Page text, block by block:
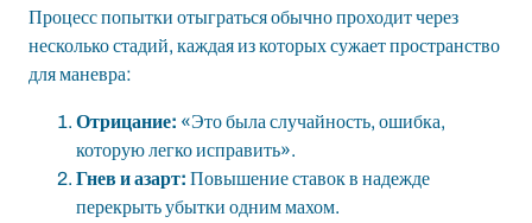
Процесс попытки отыграться обычно проходит через
несколько стадий, каждая из которых сужает пространство
для маневра:
Отрицание: «Это была случайность, ошибка,
которую легко исправить».
Гнев и азарт: Повышение ставок в надежде
перекрыть убытки одним махом.